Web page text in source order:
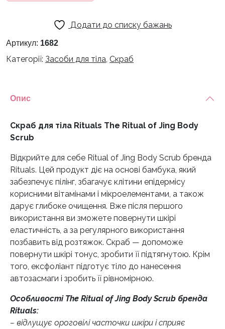
Додати до списку бажань
Артикул: 1682
Категорії: Засоби для тіла Скраб
Опис
Скраб для тіла Rituals The Ritual of Jing Body
Scrub
Відкрийте для себе Ritual of Jing Body Scrub бренда
Rituals. Цей продукт діє на основі бамбука, який
забезпечує пілінг, збагачує клітини епідермісу
корисними вітамінами і мікроелементами, а також
дарує глибоке очищення. Вже після першого
використання ви зможете повернути шкірі
еластичність, а за регулярного використання
позбавить від розтяжок. Скраб — допоможе
повернути шкірі тонус, зробити її підтягнутою. Крім
того, ексфоліант підготує тіло до нанесення
автозасмаги і зробить її рівномірною.
Особливості The Ritual of Jing Body Scrub бренда
Rituals:
– відлущує ороговілі часточки шкіри і сприяє